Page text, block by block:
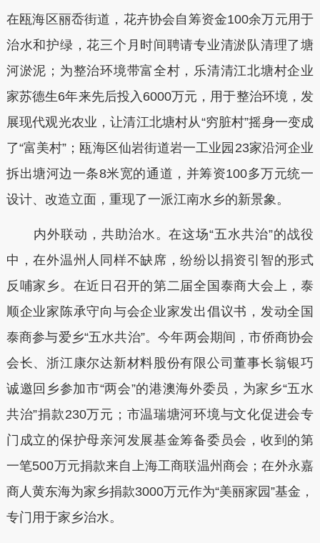
在瓯海区丽岙街道，花卉协会自筹资金100余万元用于
治水和护绿，花三个月时间聘请专业清淤队清理了塘
河淤泥；为整治环境带富全村，乐清清江北塘村企业
家苏德生6年来先后投入6000万元，用于整治环境，发
展现代观光农业，让清江北塘村从“穷脏村”摇身一变成
了“富美村”；瓯海区仙岩街道岩一工业园23家沿河企业
拆出塘河边一条8米宽的通道，并筹资100多万元统一
设计、改造立面，重现了一派江南水乡的新景象。
内外联动，共助治水。在这场“五水共治”的战役
中，在外温州人同样不缺席，纷纷以捐资引智的形式
反哺家乡。在近日召开的第二届全国泰商大会上，泰
顺企业家陈承守向与会企业家发出倡议书，发动全国
泰商参与爱乡“五水共治”。今年两会期间，市侨商协会
会长、浙江康尔达新材料股份有限公司董事长翁银巧
诚邀回乡参加市“两会”的港澳海外委员，为家乡“五水
共治”捐款230万元；市温瑞塘河环境与文化促进会专
门成立的保护母亲河发展基金筹备委员会，收到的第
一笔500万元捐款来自上海工商联温州商会；在外永嘉
商人黄东海为家乡捐款3000万元作为“美丽家园”基金，
专门用于家乡治水。